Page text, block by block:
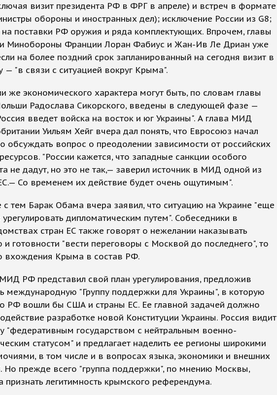
визит президента РФ в ФРГ в апреле) и встреч в формате
обороны и иностранных дел); исключение России из G8;
на поставки РФ оружия и ряда комплектующих. Впрочем, главы
Минобороны Франции Лоран Фабиус и Жан-Ив Ле Дриан уже
на более поздний срок запланированный на сегодня визит в
— "в связи с ситуацией вокруг Крыма".
же экономического характера могут быть, по словам главы
Радослава Сикорского, введены в следующей фазе —
введет войска на восток и юг Украины". А глава МИД
Уильям Хейг вчера дал понять, что Евросоюз начал
обсуждать вопрос о преодолении зависимости от российских
"России кажется, что западные санкции особого
не дадут, но это не так,— заверил источник в МИД одной из
Со временем их действие будет очень ощутимым".
с тем Барак Обама вчера заявил, что ситуацию на Украине "еще
дипломатическим путем". Собеседники в
стран ЕС также говорят о нежелании наказывать
и готовности "вести переговоры с Москвой до последнего", то
вхождения Крыма в состав РФ.
РФ представил свой план урегулирования, предложив
международную "Группу поддержки для Украины", в которую
РФ вошли бы США и страны ЕС. Ее главной задачей должно
разработке новой Конституции Украины. Россия видит
"федеративным государством с нейтральным военно-
статусом" и предлагает наделить ее регионы широкими
в том числе и в вопросах языка, экономики и внешних
Но прежде всего "группа поддержки", по мнению Москвы,
признать легитимность крымского референдума.